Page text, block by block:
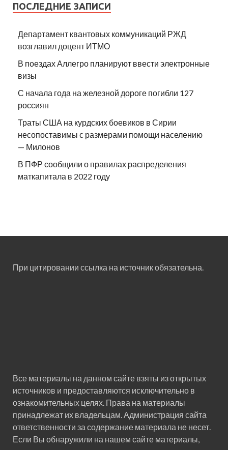
ПОСЛЕДНИЕ ЗАПИСИ
Департамент квантовых коммуникаций РЖД
возглавил доцент ИТМО
В поездах Аллегро планируют ввести электронные
визы
С начала года на железной дороге погибли 127
россиян
Траты США на курдских боевиков в Сирии
несопоставимы с размерами помощи населению
— Милонов
В ПФР сообщили о правилах распределения
маткапитала в 2022 году
При цитировании ссылка на источник обязательна.
Все материалы на данном сайте взяты из открытых
источников и предоставляются исключительно в
ознакомительных целях. Права на материалы
принадлежат их владельцам. Администрация сайта
ответственности за содержание материала не несет.
Если Вы обнаружили на нашем сайте материалы,